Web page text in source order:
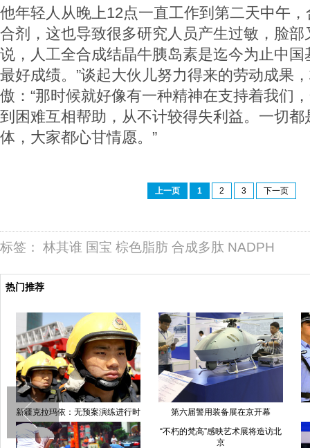
他年轻人从晚上12点一直工作到第二天中午
合剂，这也导致很多研究人员产生过敏，脸
说，人工全合成结晶牛胰岛素是迄今为止中
最好成绩。”谈起大伙儿努力得来的劳动成果
傲：“那时候就好像有一种精神在支持着我们
到困难互相帮助，从不计较得失利益。一切
体，大家都心甘情愿。”
上一页 1 2 3 下一页
标签： 林其谁 国宝 棕色脂肪 合成多肽 NADPH
热门推荐
新疆克拉玛依：无预案演练进行时 第六届警用装备展在京开幕
“不朽的梵高”感映艺术展将造访北
京